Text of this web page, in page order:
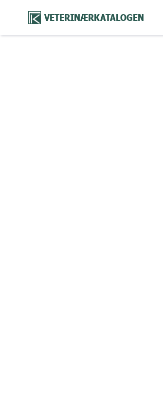
VETERINÆRKATALOGEN